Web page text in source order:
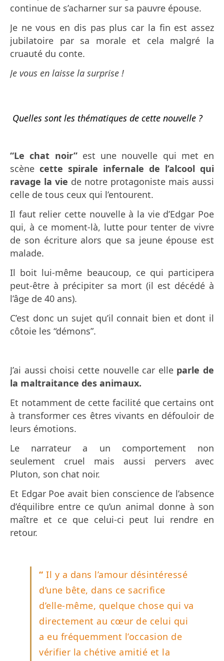
continue de s’acharner sur sa pauvre épouse.
Je ne vous en dis pas plus car la fin est assez
jubilatoire par sa morale et cela malgré la
cruauté du conte.
Je vous en laisse la surprise !
Quelles sont les thématiques de cette nouvelle ?
“Le chat noir”est une nouvelle qui met en
scène cette spirale infernale de l’alcool qui
ravage la vie de notre protagoniste mais aussi
celle de tous ceux qui l’entourent.
Il faut relier cette nouvelle à la vie d’Edgar Poe
qui, à ce moment-là, lutte pour tenter de vivre
de son écriture alors que sa jeune épouse est
malade.
Il boit lui-même beaucoup, ce qui participera
peut-être à précipiter sa mort (il est décédé à
l’âge de 40 ans).
C’est donc un sujet qu’il connait bien et dont il
côtoie les “démons”.
J’ai aussi choisi cette nouvelle car elle parle de
la maltraitance des animaux.
Et notamment de cette facilité que certains ont
à transformer ces êtres vivants en défouloir de
leurs émotions.
Le narrateur a un comportement non
seulement cruel mais aussi pervers avec
Pluton, son chat noir.
Et Edgar Poe avait bien conscience de l’absence
d’équilibre entre ce qu’un animal donne à son
maître et ce que celui-ci peut lui rendre en
retour.
“ Il y a dans l’amour désintéressé
d’une bête, dans ce sacrifice
d’elle-même, quelque chose qui va
directement au cœur de celui qui
a eu fréquemment l’occasion de
vérifier la chétive amitié et la